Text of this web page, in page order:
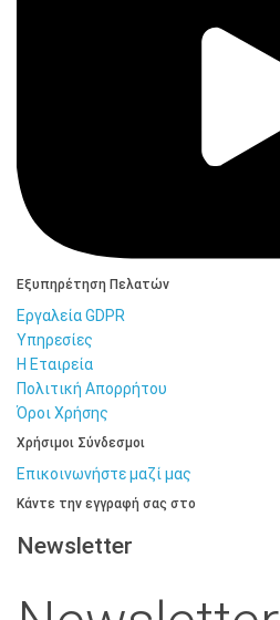
Εξυπηρέτηση Πελατών
Εργαλεία GDPR
Υπηρεσίες
Η Εταιρεία
Πολιτική Απορρήτου
Όροι Χρήσης
Χρήσιμοι Σύνδεσμοι
Επικοινωνήστε μαζί μας
Κάντε την εγγραφή σας στο
Newsletter